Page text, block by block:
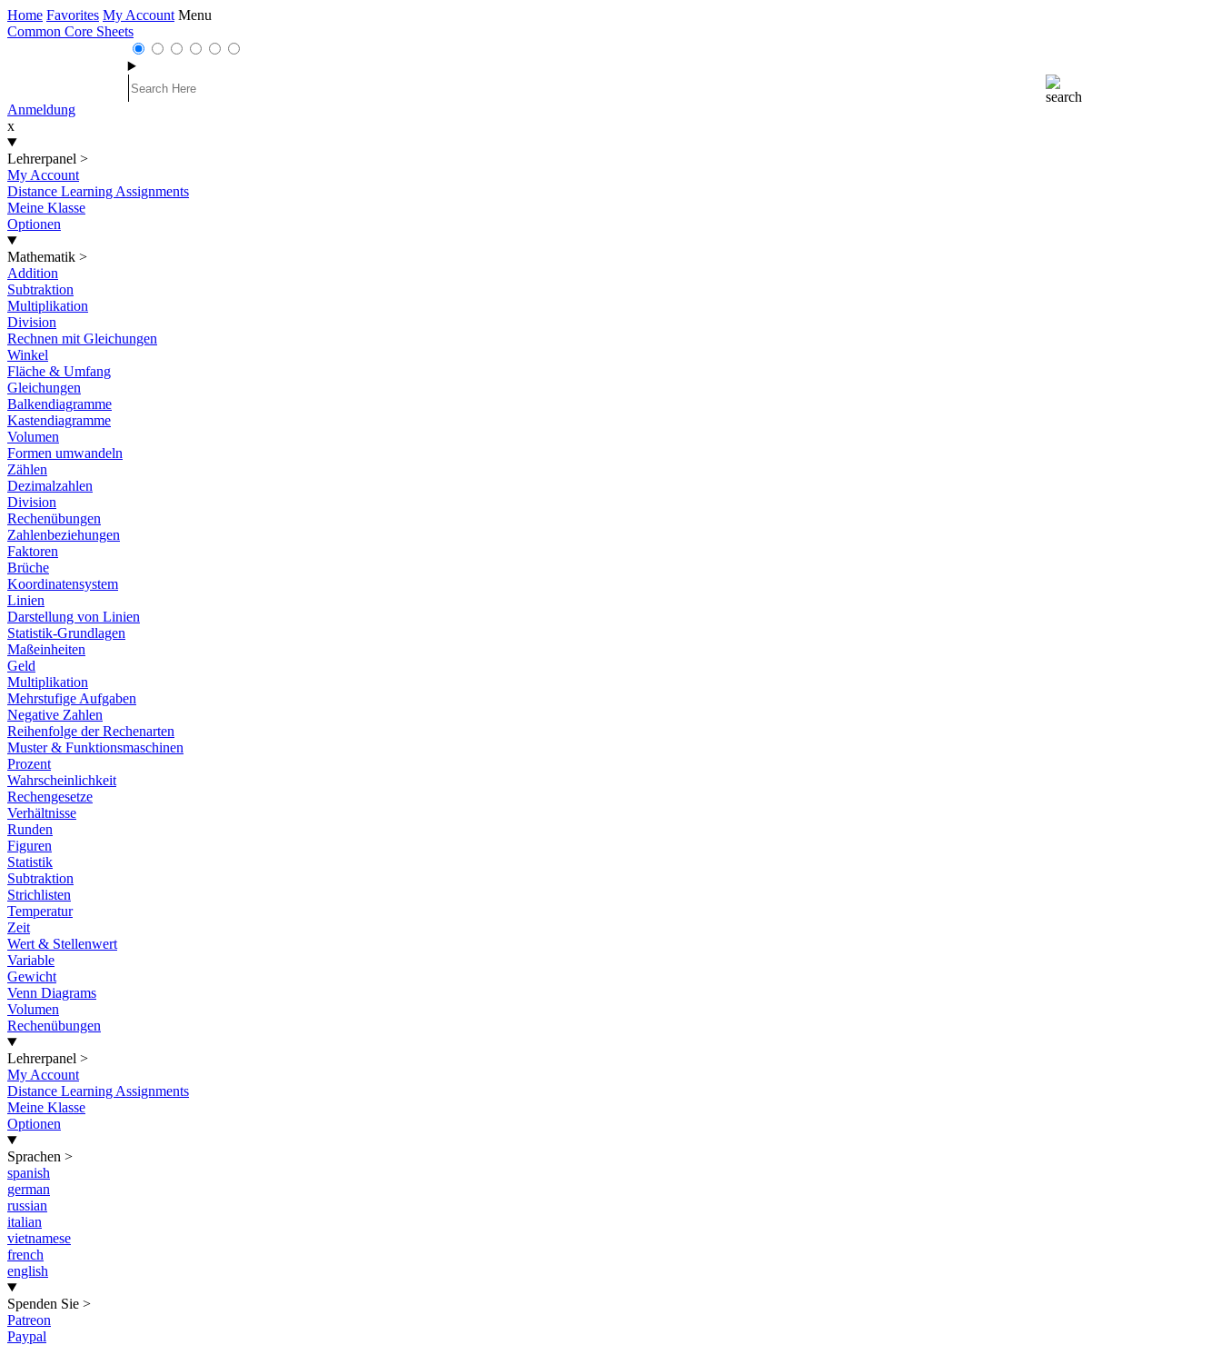
Home Favorites My Account Menu
Common Core Sheets
Anmeldung
x
Lehrerpanel >
My Account
Distance Learning Assignments
Meine Klasse
Optionen
Mathematik >
Addition
Subtraktion
Multiplikation
Division
Rechnen mit Gleichungen
Winkel
Fläche & Umfang
Gleichungen
Balkendiagramme
Kastendiagramme
Volumen
Formen umwandeln
Zählen
Dezimalzahlen
Division
Rechenübungen
Zahlenbeziehungen
Faktoren
Brüche
Koordinatensystem
Linien
Darstellung von Linien
Statistik-Grundlagen
Maßeinheiten
Geld
Multiplikation
Mehrstufige Aufgaben
Negative Zahlen
Reihenfolge der Rechenarten
Muster & Funktionsmaschinen
Prozent
Wahrscheinlichkeit
Rechengesetze
Verhältnisse
Runden
Figuren
Statistik
Subtraktion
Strichlisten
Temperatur
Zeit
Wert & Stellenwert
Variable
Gewicht
Venn Diagrams
Volumen
Rechenübungen
Lehrerpanel >
My Account
Distance Learning Assignments
Meine Klasse
Optionen
Sprachen >
spanish
german
russian
italian
vietnamese
french
english
Spenden Sie >
Patreon
Paypal